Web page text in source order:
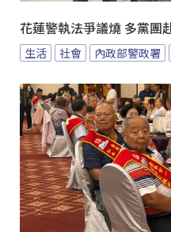
花蓮警執法爭議燒 多黨團
生活 社會 內政部警政署